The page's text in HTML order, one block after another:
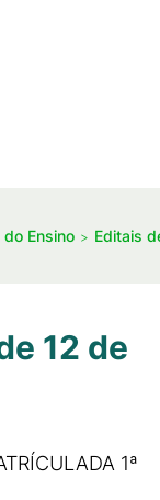
Ensino Editais
12 de
1ª